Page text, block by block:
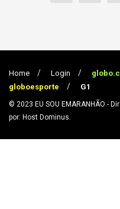
Home Login
globoesporte
G1
© 2023 EU SOU EMARANHÃO -
por: Host Dominus.